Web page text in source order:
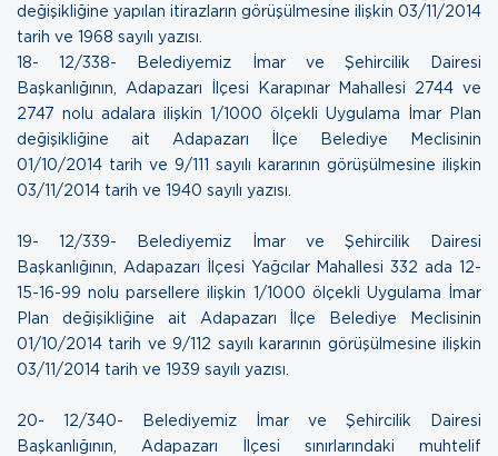
değişikliğine yapılan itirazların görüşülmesine ilişkin 03/11/2014
tarih ve 1968 sayılı yazısı.
18- 12/338- Belediyemiz İmar ve Şehircilik Dairesi
Başkanlığının, Adapazarı İlçesi Karapınar Mahallesi 2744 ve
2747 nolu adalara ilişkin 1/1000 ölçekli Uygulama İmar Plan
değişikliğine ait Adapazarı İlçe Belediye Meclisinin
01/10/2014 tarih ve 9/111 sayılı kararının görüşülmesine ilişkin
03/11/2014 tarih ve 1940 sayılı yazısı.
19- 12/339- Belediyemiz İmar ve Şehircilik Dairesi
Başkanlığının, Adapazarı İlçesi Yağcılar Mahallesi 332 ada 12-
15-16-99 nolu parsellere ilişkin 1/1000 ölçekli Uygulama İmar
Plan değişikliğine ait Adapazarı İlçe Belediye Meclisinin
01/10/2014 tarih ve 9/112 sayılı kararının görüşülmesine ilişkin
03/11/2014 tarih ve 1939 sayılı yazısı.
20- 12/340- Belediyemiz İmar ve Şehircilik Dairesi
Başkanlığının, Adapazarı İlçesi sınırlarındaki muhtelif